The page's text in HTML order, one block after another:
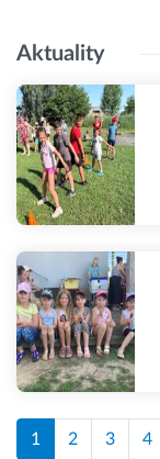
Aktuality
1 2 3 4